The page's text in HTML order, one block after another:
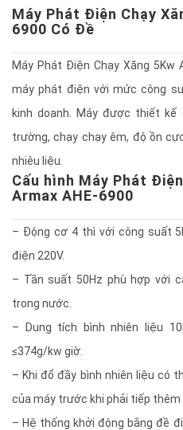
Máy Phát Điện Chạy
6900 Có Đề
Máy Phát Điện Chạy Xăng 5Kw
máy phát điện với mức công
kinh doanh. Máy được thiết
trường, chạy chạy êm, độ ồn
nhiêu liệu.
Cấu hình Máy Phát
Armax AHE-6900
– Động cơ 4 thì với công suất
điện 220V.
– Tần suất 50Hz phù hợp với
trong nước.
– Dung tích bình nhiên liệu
≤374g/kw giờ.
– Khi đổ đầy bình nhiên liệu có
của máy trước khi phải tiếp thêm
– Hệ thống khởi động bằng đề